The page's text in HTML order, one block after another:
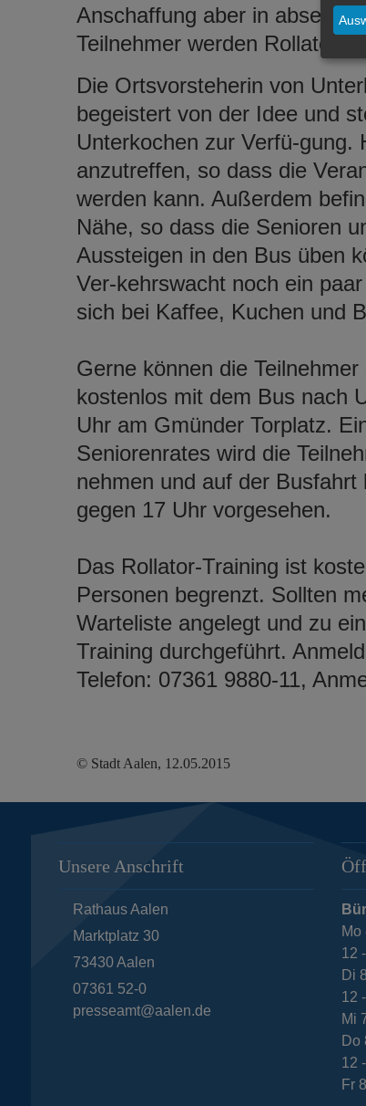
Anschaffung aber in
Teilnehmer werden
Die Ortsvorsteherin von
begeistert von der Idee und
Unterkochen zur Verfü-gung.
anzutreffen, so dass die
werden kann. Außerdem
Nähe, so dass die Senioren
Aussteigen in den Bus üben
Ver-kehrswacht noch ein
sich bei Kaffee, Kuchen und
Gerne können die
kostenlos mit dem Bus nach
Uhr am Gmünder Torplatz.
Seniorenrates wird die
nehmen und auf der
gegen 17 Uhr vorgesehen.
Das Rollator-Training ist
Personen begrenzt. Sollten
Warteliste angelegt und zu
Training durchgeführt.
Telefon: 07361 9880-11,
© Stadt Aalen, 12.05.2015
Unsere Anschrift
Rathaus Aalen
Marktplatz 30
73430 Aalen
07361 52-0
presseamt@aalen.de
Mo
12
Di
12
Mi
Do
12
Fr